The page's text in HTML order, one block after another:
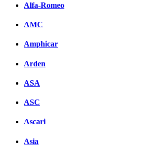
Alfa-Romeo
AMC
Amphicar
Arden
ASA
ASC
Ascari
Asia